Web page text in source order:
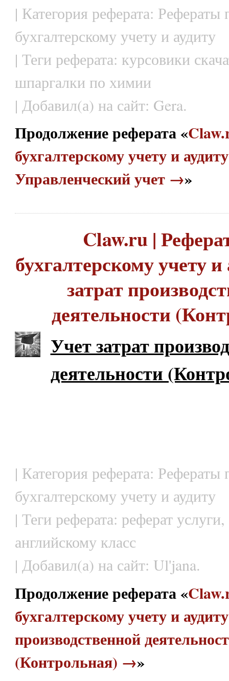
| Категория реферата: Рефераты
бухгалтерскому учету и аудиту
| Теги реферата: курсовики
шпаргалки по химии
| Добавил(а) на сайт: Gera.
Продолжение реферата «
бухгалтерскому учету и
Управленческий учет →»
Claw.ru |
бухгалтерскому учету
затрат
деятельности
Учет затрат
деятельности
| Категория реферата: Рефераты
бухгалтерскому учету и аудиту
| Теги реферата: реферат
английскому класс
| Добавил(а) на сайт: Ul'jana.
Продолжение реферата «
бухгалтерскому учету и
производственной
(Контрольная) →»